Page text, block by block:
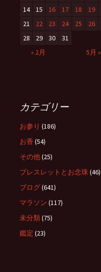
14
15 16 17 18 19
21
22 23 24 25 26
28
29 30
31
« 2月
5月 »
カテゴリー
お参り (186)
お香 (54)
その他(25)
ブレスレットとお念珠(46)
ブログ(641)
マラソン (117)
未分類(75)
鑑定 (23)